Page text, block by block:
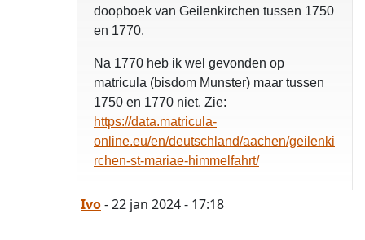
doopboek van Geilenkirchen tussen 1750
en 1770.
Na 1770 heb ik wel gevonden op
matricula (bisdom Munster) maar tussen
1750 en 1770 niet. Zie:
https://data.matricula-
online.eu/en/deutschland/aachen/geilenki
rchen-st-mariae-himmelfahrt/
Ivo- 22 jan 2024 - 17:18